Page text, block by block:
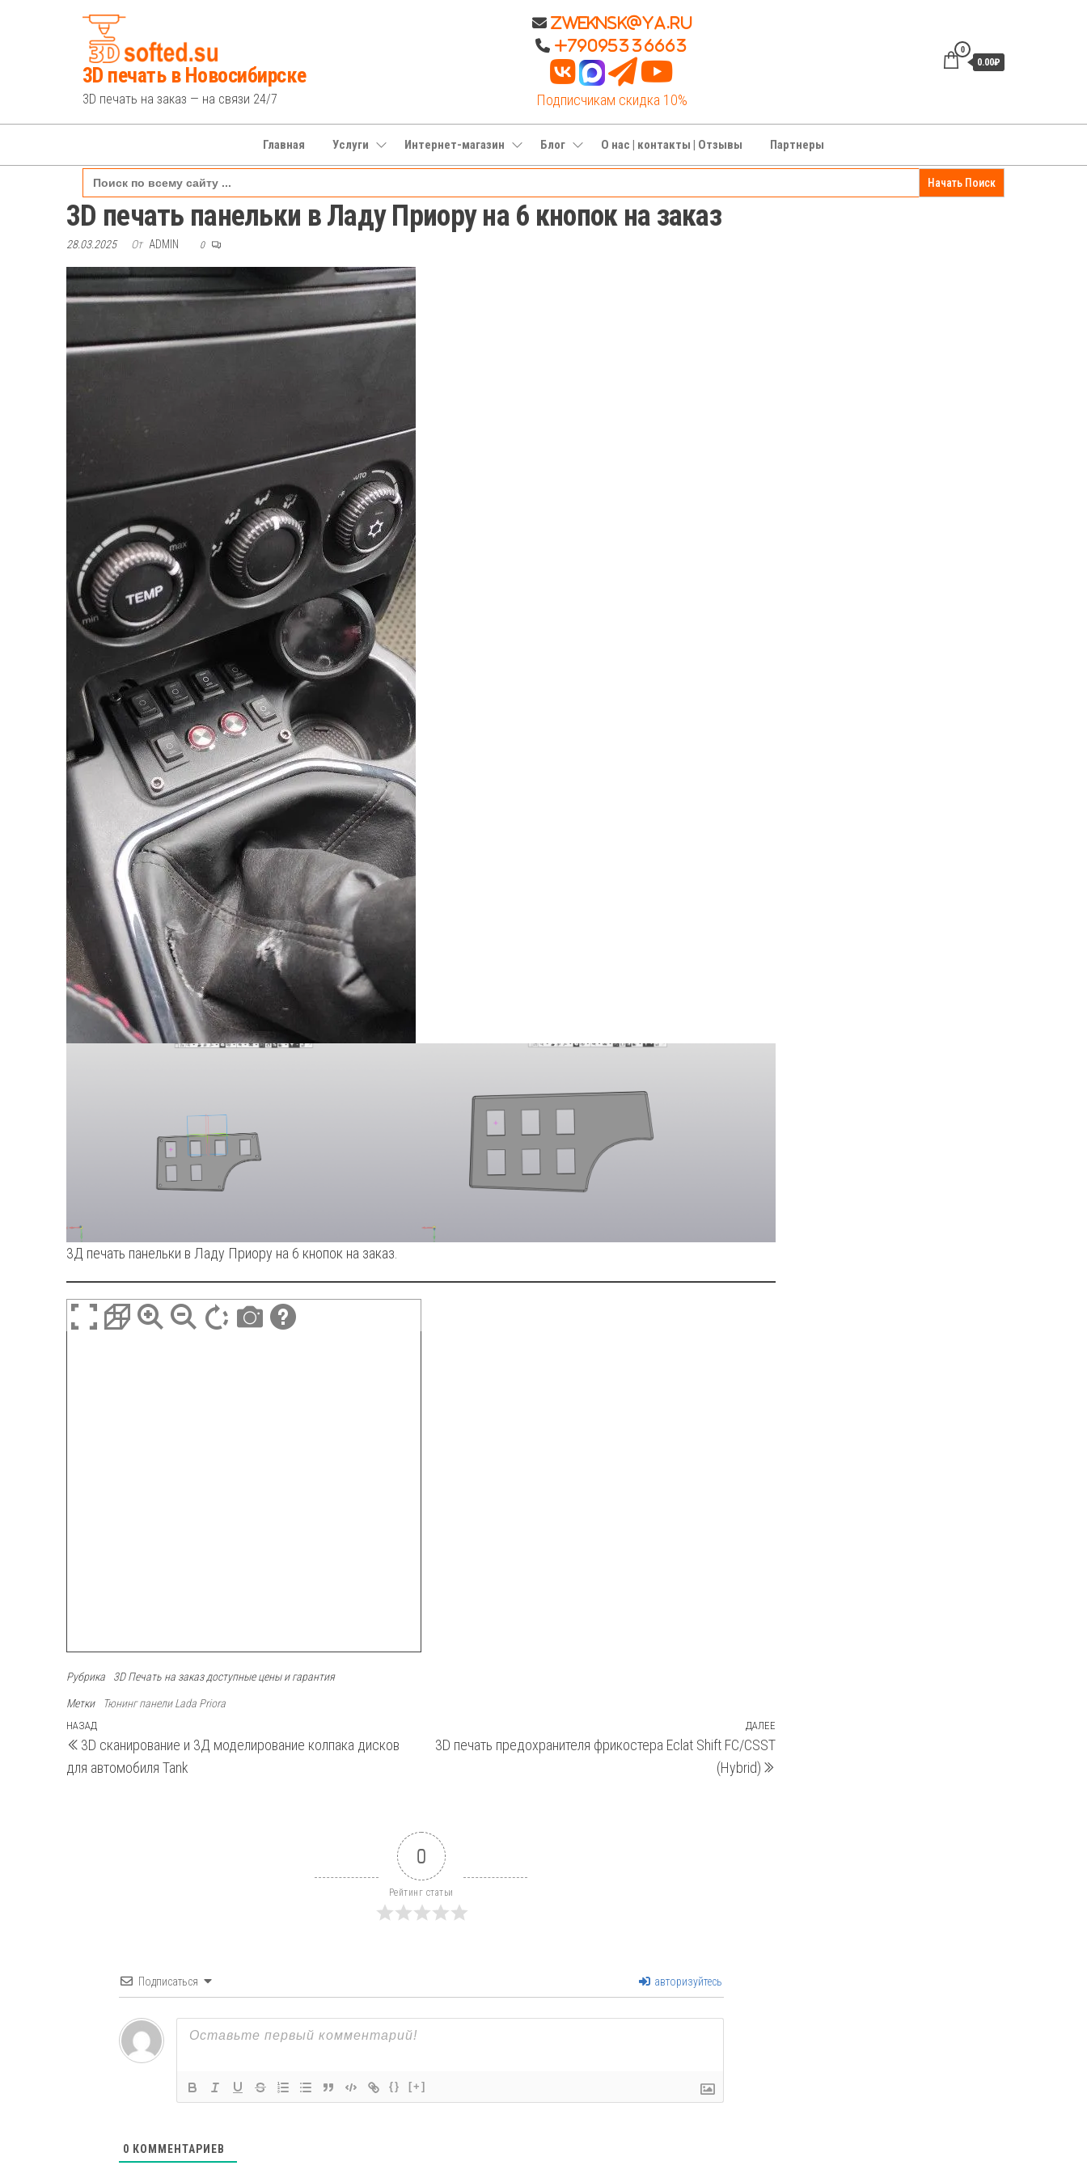
3D печать в Новосибирске
3D печать на заказ — на связи 24/7
Zweknsk@ya.ru
+79095336663
Подписчикам скидка 10%
0
0.00₽
Главная Услуги Интернет-магазин Блог О нас | контакты | Отзывы Партнеры
Search
for:
3D печать панельки в Ладу Приору на 6 кнопок на заказ
28.03.2025 От ADMIN 0
3Д печать панельки в Ладу Приору на 6 кнопок на заказ.
Рубрика 3D Печать на заказ доступные цены и гарантия
Метки Тюнинг панели Lada Priora
Навигация
по
записям
Предыдущая
запись
НАЗАД
3D сканирование и 3Д моделирование колпака дисков
для автомобиля Tank
ДАЛЕЕ
3D печать предохранителя фрикостера Eclat Shift FC/CSST
(Hybrid)
0
Рейтинг статьи
Подписаться авторизуйтесь
{} [+]
0 КОММЕНТАРИЕВ